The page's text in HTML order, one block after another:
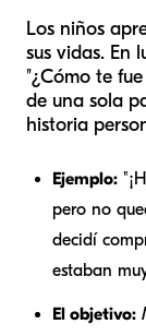
Los niños
sus vidas. En
"¿Cómo te
de una sola
historia
Ejemplo:
pero no
decidí
estaban
El objetivo: